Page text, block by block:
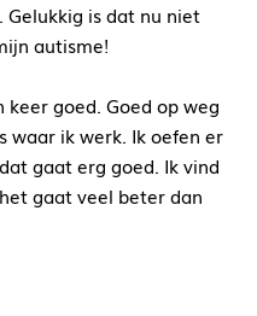
is dat nu niet
autisme!
goed. Goed op weg
waar ik werk. Ik oefen er
gaat erg goed. Ik vind
gaat veel beter dan